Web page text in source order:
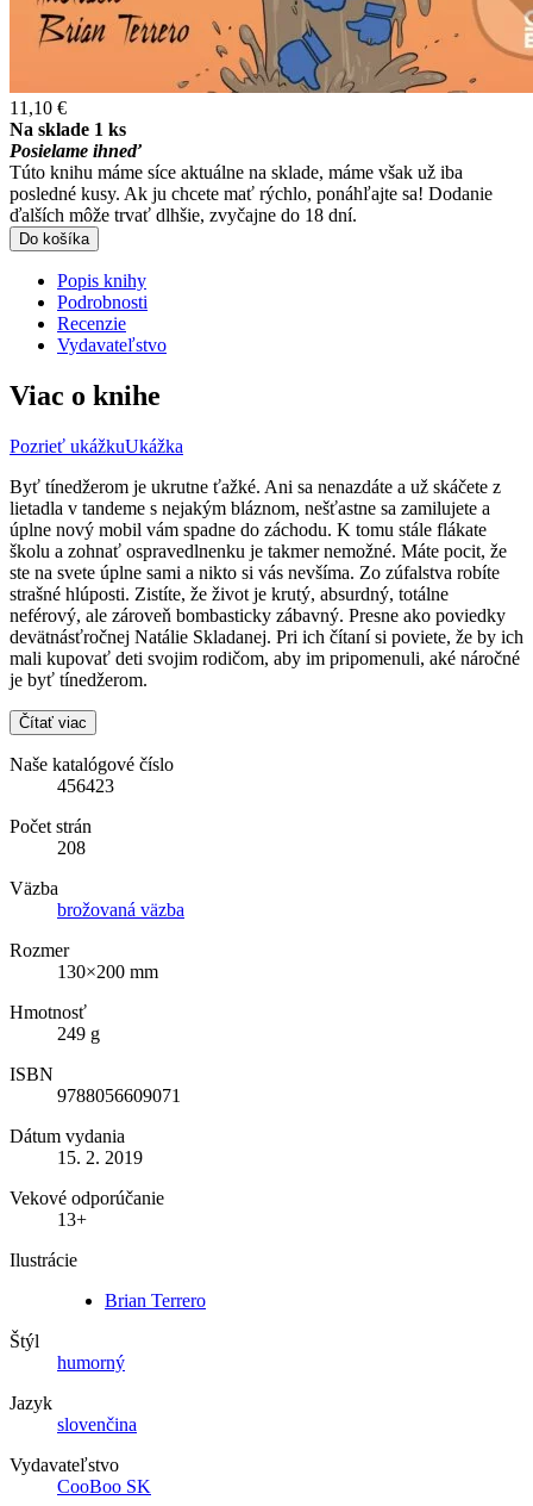
11,10 €
Na sklade 1 ks
Posielame ihneď
Túto knihu máme síce aktuálne na sklade, máme však už iba
posledné kusy. Ak ju chcete mať rýchlo, ponáhľajte sa! Dodanie
ďalších môže trvať dlhšie, zvyčajne do 18 dní.
Do košíka
Popis knihy
Podrobnosti
Recenzie
Vydavateľstvo
Viac o knihe
Pozrieť ukážkuUkážka
Byť tínedžerom je ukrutne ťažké. Ani sa nenazdáte a už skáčete z
lietadla v tandeme s nejakým bláznom, nešťastne sa zamilujete a
úplne nový mobil vám spadne do záchodu. K tomu stále flákate
školu a zohnať ospravedlnenku je takmer nemožné. Máte pocit, že
ste na svete úplne sami a nikto si vás nevšíma. Zo zúfalstva robíte
strašné hlúposti. Zistíte, že život je krutý, absurdný, totálne
neférový, ale zároveň bombasticky zábavný. Presne ako poviedky
devätnásťročnej Natálie Skladanej. Pri ich čítaní si poviete, že by ich
mali kupovať deti svojim rodičom, aby im pripomenuli, aké náročné
je byť tínedžerom.
Čítať viac
Naše katalógové číslo
456423
Počet strán
208
Väzba
brožovaná väzba
Rozmer
130×200 mm
Hmotnosť
249 g
ISBN
9788056609071
Dátum vydania
15. 2. 2019
Vekové odporúčanie
13+
Ilustrácie
Brian Terrero
Štýl
humorný
Jazyk
slovenčina
Vydavateľstvo
CooBoo SK